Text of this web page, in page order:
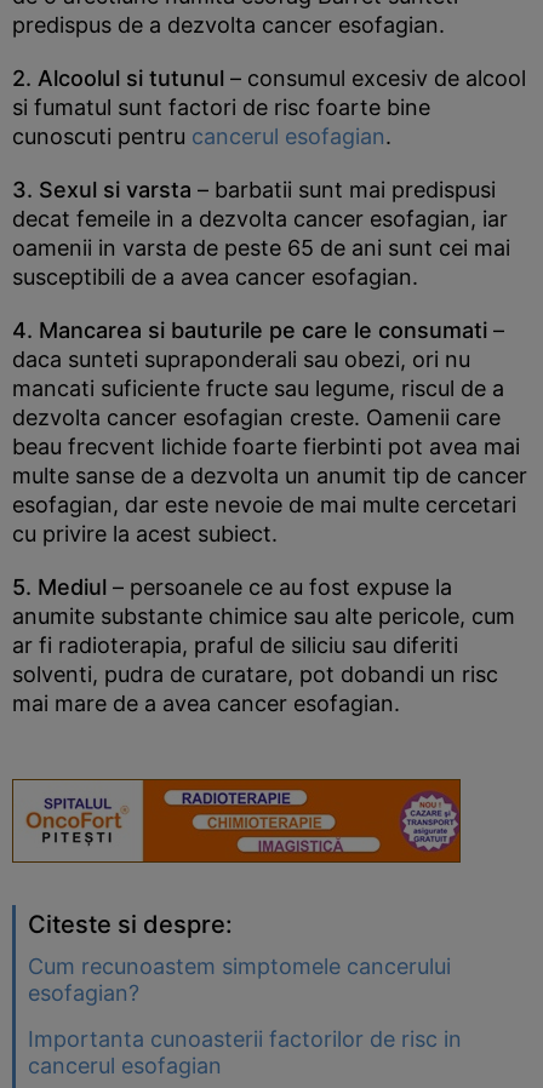
predispus de a dezvolta cancer esofagian.
2. Alcoolul si tutunul – consumul excesiv de alcool
si fumatul sunt factori de risc foarte bine
cunoscuti pentru cancerul esofagian.
3. Sexul si varsta – barbatii sunt mai predispusi
decat femeile in a dezvolta cancer esofagian, iar
oamenii in varsta de peste 65 de ani sunt cei mai
susceptibili de a avea cancer esofagian.
4. Mancarea si bauturile pe care le consumati –
daca sunteti supraponderali sau obezi, ori nu
mancati suficiente fructe sau legume, riscul de a
dezvolta cancer esofagian creste. Oamenii care
beau frecvent lichide foarte fierbinti pot avea mai
multe sanse de a dezvolta un anumit tip de cancer
esofagian, dar este nevoie de mai multe cercetari
cu privire la acest subiect.
5. Mediul – persoanele ce au fost expuse la
anumite substante chimice sau alte pericole, cum
ar fi radioterapia, praful de siliciu sau diferiti
solventi, pudra de curatare, pot dobandi un risc
mai mare de a avea cancer esofagian.
Citeste si despre:
Cum recunoastem simptomele cancerului
esofagian?
Importanta cunoasterii factorilor de risc in
cancerul esofagian